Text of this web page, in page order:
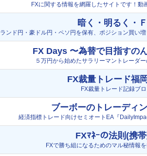
FXに関する情報を網羅したサイトです！動
暗く・明るく・
ランド円・豪ドル円・ペソ円を保有、ポジション買い
FX Days 〜為替で目指すの
５万円から始めたサラリーマントレーダ
FX裁量トレード福
FX裁量トレード記録ブ
ブーボーのトレーディ
経済指標トレード向けセミオートEA『
FXﾏﾈｰの法則(携
FXで勝ち組になるためのマル秘情報